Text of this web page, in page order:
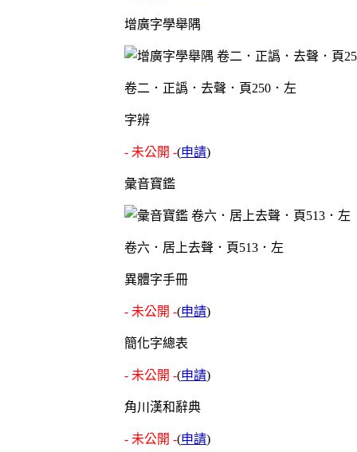
增廣字學舉隅
卷二．正譌．去聲．頁250．左
字辨
- 未公開 -(申請)
彙音寶鑑
卷六．居上去聲．頁513．左
異體字手冊
- 未公開 -(申請)
簡化字總表
- 未公開 -(申請)
角川漢和辭典
- 未公開 -(申請)